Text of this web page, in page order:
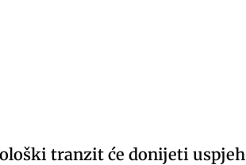
tranzit će donijeti uspjeh